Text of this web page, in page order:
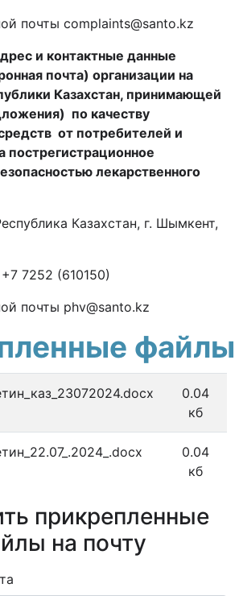
почты complaints@santo.kz
и контактные данные
почта) организации на
Казахстан, принимающей
по качеству
от потребителей и
пострегистрационное
лекарственного
Казахстан, г. Шымкент,
7252 (610150)
почты phv@santo.kz
файлы
0.04
кб
0.04
кб
прикрепленные
на почту